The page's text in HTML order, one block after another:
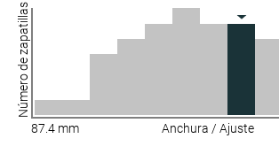
Número de zapatillas
87.4 mm Anchura / Ajuste